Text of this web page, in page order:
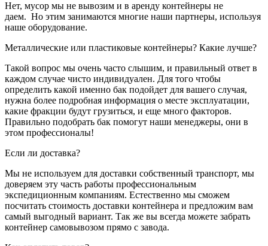
Нет, мусор мы не вывозим и в аренду контейнеры не
даем. Но этим занимаются многие наши партнеры, используя
наше оборудование.
Металлические или пластиковые контейнеры? Какие лучше?
Такой вопрос мы очень часто слышим, и правильный ответ в
каждом случае чисто индивидуален. Для того чтобы
определить какой именно бак подойдет для вашего случая,
нужна более подробная информация о месте эксплуатации,
какие фракции будут грузиться, и еще много факторов.
Правильно подобрать бак помогут наши менеджеры, они в
этом профессионалы!
Если ли доставка?
Мы не используем для доставки собственный транспорт, мы
доверяем эту часть работы профессиональным
экспедиционным компаниям. Естественно мы сможем
посчитать стоимость доставки контейнера и предложим вам
самый выгодный вариант. Так же вы всегда можете забрать
контейнер самовывозом прямо с завода.